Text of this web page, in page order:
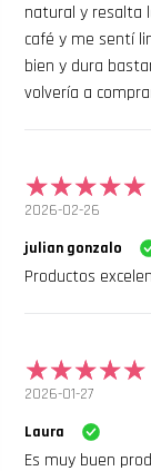
natural y resalta
café y me sentí
bien y dura
volvería a
2026-02-26
julian gonzalo
Productos
2026-01-27
Laura
Es muy buen